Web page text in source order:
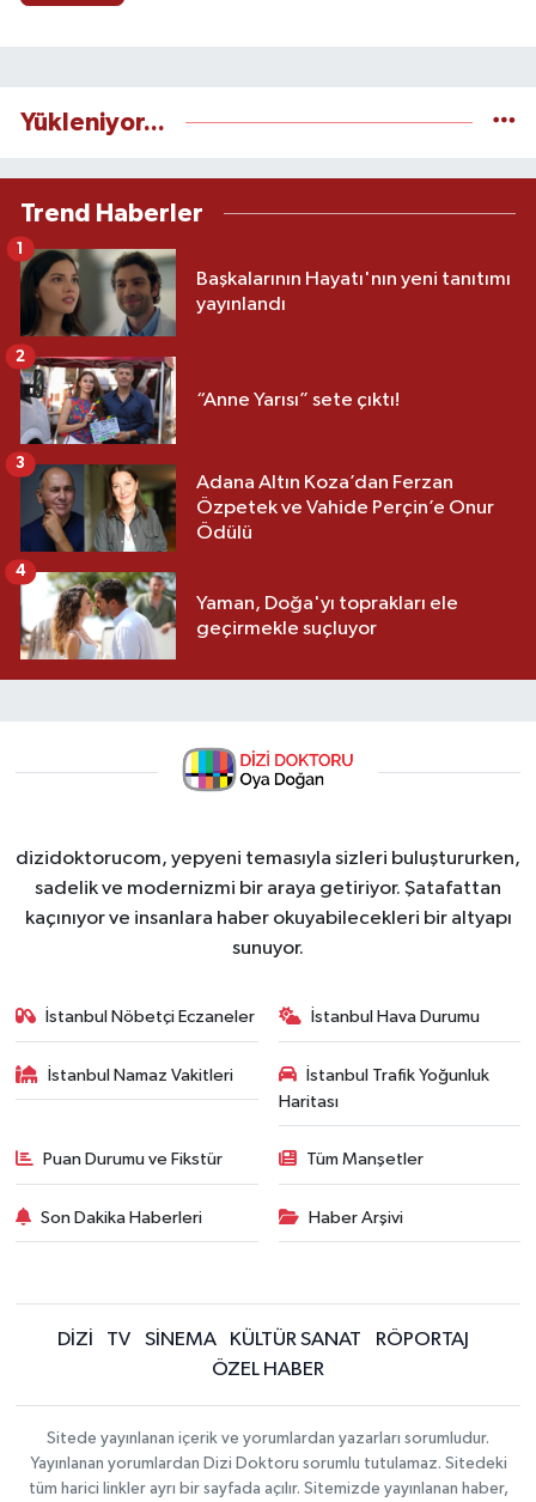
Yükleniyor...
Trend Haberler
Başkalarının Hayatı'nın yeni tanıtımı
yayınlandı
1
“Anne Yarısı” sete çıktı!
2
Adana Altın Koza’dan Ferzan
Özpetek ve Vahide Perçin’e Onur
Ödülü
3
Yaman, Doğa'yı toprakları ele
geçirmekle suçluyor
4
dizidoktorucom, yepyeni temasıyla sizleri buluştururken,
sadelik ve modernizmi bir araya getiriyor. Şatafattan
kaçınıyor ve insanlara haber okuyabilecekleri bir altyapı
sunuyor.
İstanbul Nöbetçi Eczaneler İstanbul Hava Durumu
İstanbul Namaz Vakitleri
İstanbul Trafik Yoğunluk
Haritası
Puan Durumu ve Fikstür Tüm Manşetler
Son Dakika Haberleri Haber Arşivi
DİZİ TV SİNEMA KÜLTÜR SANAT
RÖPORTAJ
ÖZEL HABER
Sitede yayınlanan içerik ve yorumlardan yazarları sorumludur.
Yayınlanan yorumlardan Dizi Doktoru sorumlu tutulamaz. Sitedeki
tüm harici linkler ayrı bir sayfada açılır. Sitemizde yayınlanan haber,